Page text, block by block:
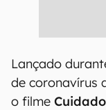
Lançado
de coronavírus
o filme